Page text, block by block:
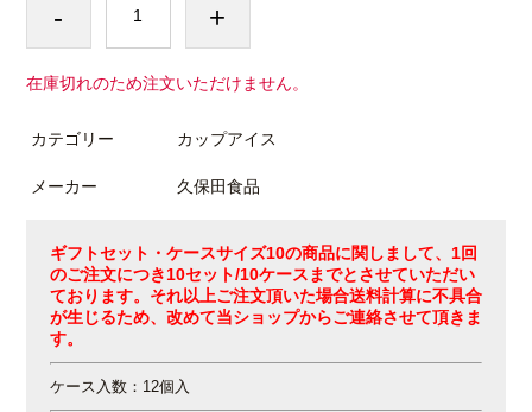
- +
在庫切れのため注文いただけません。
カテゴリー カップアイス
メーカー 久保田食品
ギフトセット・ケースサイズ10の商品に関しまして、1回
のご注文につき10セット/10ケースまでとさせていただい
ております。それ以上ご注文頂いた場合送料計算に不具合
が生じるため、改めて当ショップからご連絡させて頂きま
す。
ケース入数：12個入